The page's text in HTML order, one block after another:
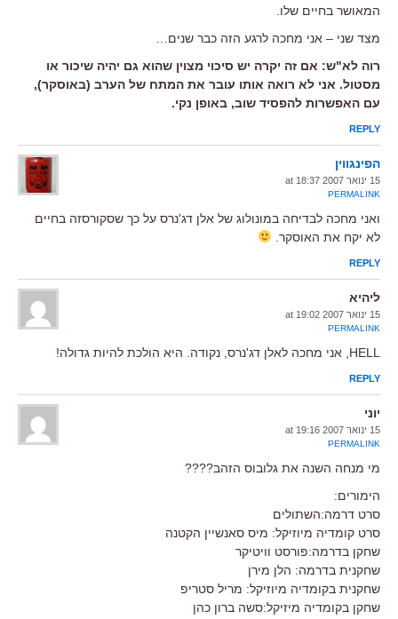
המאושר בחיים שלו.
מצד שני – אני מחכה לרגע הזה כבר שנים…
רוה לא"ש: אם זה יקרה יש סיכוי מצוין שהוא גם יהיה שיכור או
מסטול. אני לא רואה אותו עובר את המתח של הערב (באוסקר),
עם האפשרות להפסיד שוב, באופן נקי.
REPLY
הפינגווין
15 ינואר 2007 at 18:37
PERMALINK
ואני מחכה לבדיחה במונולוג של אלן דג'נרס על כך שסקורסזה בחיים
לא יקח את האוסקר.
REPLY
ליהיא
15 ינואר 2007 at 19:02
PERMALINK
HELL, אני מחכה לאלן דג'נרס, נקודה. היא הולכת להיות גדולה!
REPLY
יוני
15 ינואר 2007 at 19:16
PERMALINK
מי מנחה השנה את גלובוס הזהב????
הימורים:
סרט דרמה:השתולים
סרט קומדיה מיוזיקל: מיס סאנשיין הקטנה
שחקן בדרמה:פורסט וויטיקר
שחקנית בדרמה: הלן מירן
שחקנית בקומדיה מיוזיקל: מריל סטריפ
שחקן בקומדיה מיזיקל:סשה ברון כהן